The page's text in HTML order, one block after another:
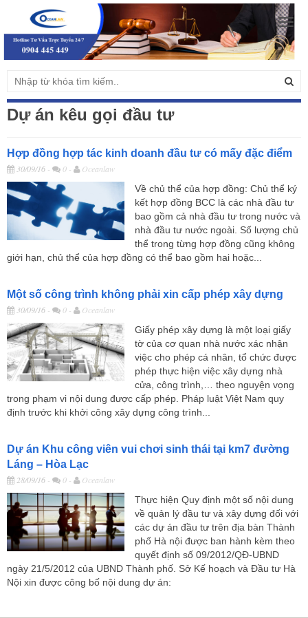
Dự án kêu gọi đầu tư
Hợp đồng hợp tác kinh doanh đầu tư có mấy đặc điểm
30/09/16 - 0 -
Oceanlaw
Về chủ thể của hợp đồng: Chủ thể ký
kết hợp đồng BCC là các nhà đầu tư
bao gồm cả nhà đầu tư trong nước và
nhà đầu tư nước ngoài. Số lượng chủ
thể trong từng hợp đồng cũng không
giới hạn, chủ thể của hợp đồng có thể bao gồm hai hoặc...
Một số công trình không phải xin cấp phép xây dựng
30/09/16 - 0 -
Oceanlaw
Giấy phép xây dựng là một loại giấy
tờ của cơ quan nhà nước xác nhận
việc cho phép cá nhân, tổ chức được
phép thực hiện việc xây dựng nhà
cửa, công trình,… theo nguyện vọng
trong phạm vi nội dung được cấp phép. Pháp luật Việt Nam quy
định trước khi khởi công xây dựng công trình...
Dự án Khu công viên vui chơi sinh thái tại km7 đường
Láng – Hòa Lạc
28/09/16 - 0 -
Oceanlaw
Thực hiện Quy định một số nội dung
về quản lý đầu tư và xây dựng đối với
các dự án đầu tư trên địa bàn Thành
phố Hà nội được ban hành kèm theo
quyết định số 09/2012/QĐ-UBND
ngày 21/5/2012 của UBND Thành phố. Sở Kế hoạch và Đầu tư Hà
Nội xin được công bố nội dung dự án: